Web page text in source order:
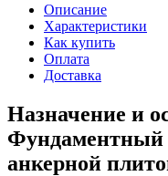
Описание
Характеристики
Как купить
Оплата
Доставка
Назначение и
Фундаментный
анкерной